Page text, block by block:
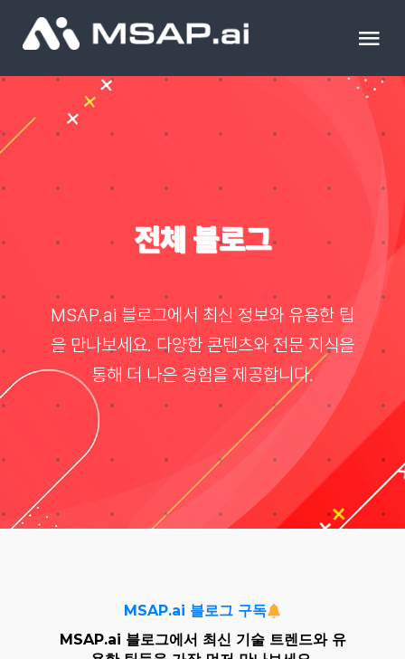
이벤트 & 세미나
블로그
자료실
기술지원
Search
전체 블로그
MSAP.ai 블로그에서 최신 정보와 유용한 팁
을 만나보세요. 다양한 콘텐츠와 전문 지식을
통해 더 나은 경험을 제공합니다.
MSAP.ai 블로그 구독
MSAP.ai 블로그에서 최신 기술 트렌드와 유